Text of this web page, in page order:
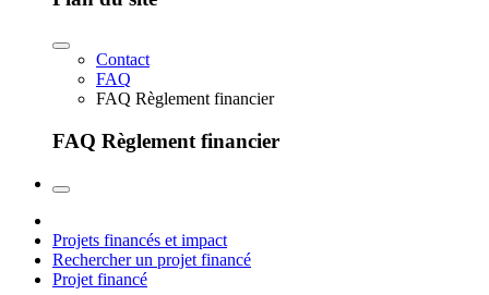
Contact
FAQ
FAQ Règlement financier
FAQ Règlement financier
Projets financés et impact
Rechercher un projet financé
Projet financé